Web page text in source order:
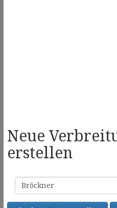
Neue
erstellen
Familienname